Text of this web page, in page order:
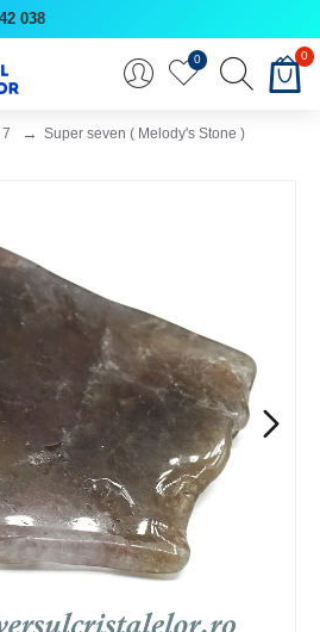
038
0 0
Super seven ( Melody's Stone )